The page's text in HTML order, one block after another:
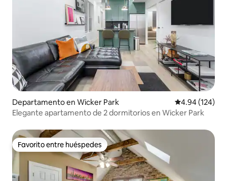
Departamento en Wicker Park Calificación
4.94 (124)
Elegante apartamento de 2 dormitorios en Wicker Park
Favorito entre huéspedes
Favorito entre huéspedes